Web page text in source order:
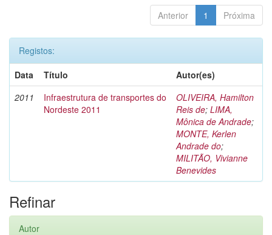
Anterior 1 Próxima
Registos:
Data
Título
Autor(es)
2011
Infraestrutura de transportes do
Nordeste 2011
OLIVEIRA, Hamilton
Reis de; LIMA,
Mônica de Andrade;
MONTE, Kerlen
Andrade do;
MILITÃO, Vivianne
Benevides
Refinar
Autor